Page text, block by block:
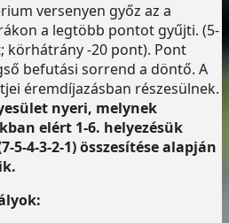
versenyen győz az a
a legtöbb pontot gyűjti. (5-
körhátrány -20 pont). Pont
befutási sorrend a döntő. A
éremdíjazásban részesülnek.
nyeri, melynek
elért 1-6. helyezésük
4-3-2-1) összesítése alapján